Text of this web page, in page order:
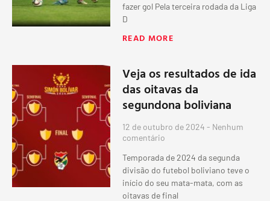
fazer gol Pela terceira rodada da Liga
D
READ MORE
Veja os resultados de ida
das oitavas da
segundona boliviana
12 de outubro de 2024 Nenhum
comentário
Temporada de 2024 da segunda
divisão do futebol boliviano teve o
início do seu mata-mata, com as
oitavas de final